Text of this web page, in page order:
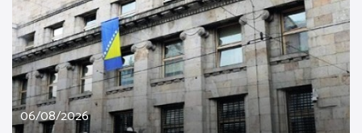
06/08/2026